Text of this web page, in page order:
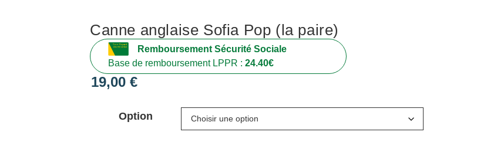
Canne anglaise Sofia Pop (la paire)
Remboursement Sécurité Sociale
Base de remboursement LPPR : 24.40€
19,00 €
Option